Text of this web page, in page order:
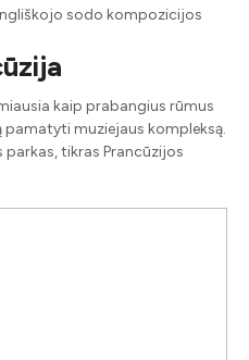
sodo kompozicijos
kaip prabangius rūmus
pamatyti muziejaus kompleksą.
parkas, tikras Prancūzijos